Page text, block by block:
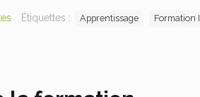
Étiquettes : Apprentissage Formation